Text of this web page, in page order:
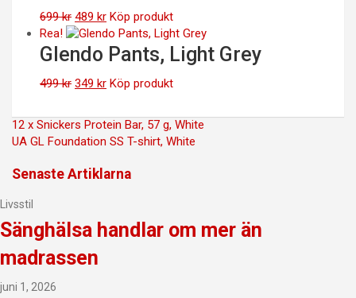
699kr Det
ursprungliga
priset
var:
699 kr.
489 krDet
nuvarande
priset
är:
489 kr.
Köp produkt
Rea!
Glendo Pants, Light Grey
499kr Det
priset
var:
499 kr.
349 krDet
priset
är:
349 kr.
Köp produkt
Inläggsnavigering
12 x Snickers Protein Bar, 57 g, White
UA GL Foundation SS T-shirt, White
Senaste Artiklarna
Livsstil
Sänghälsa handlar om mer än
madrassen
juni 1, 2026